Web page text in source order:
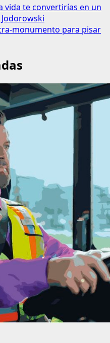
vida te convertirías en un
monumento para pisar